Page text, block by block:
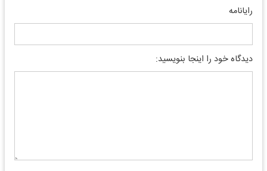
رایانامه
دیدگاه خود را اینجا بنویسید: